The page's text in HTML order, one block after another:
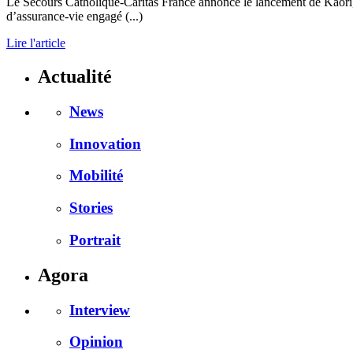
d’assurance-vie engagé (...)
Lire l'article
Actualité
News
Innovation
Mobilité
Stories
Portrait
Agora
Interview
Opinion